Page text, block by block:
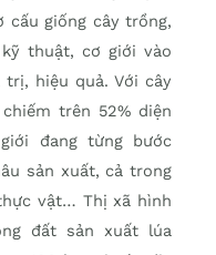
cấu giống cây trồng,
thuật, cơ giới vào
trị, hiệu quả. Với cây
trên 52% diện
đang từng bước
sản xuất, cả trong
vật… Thị xã hình
đất sản xuất lúa